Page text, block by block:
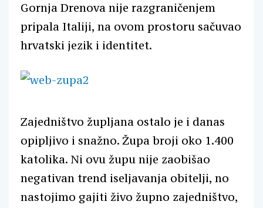
Gornja Drenova nije razgraničenjem
pripala Italiji, na ovom prostoru sačuvao
hrvatski jezik i identitet.
Zajedništvo župljana ostalo je i danas
opipljivo i snažno. Župa broji oko 1.400
katolika. Ni ovu župu nije zaobišao
negativan trend iseljavanja obitelji, no
nastojimo gajiti živo župno zajedništvo,